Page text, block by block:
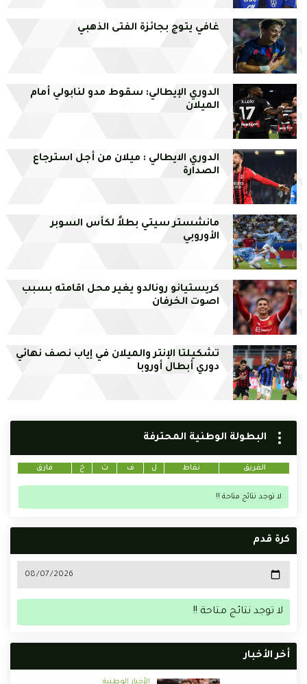
غافي يتوج بجائزة الفتى الذهبي
الدوري الإيطالي: سقوط مدو لنابولي أمام
الميلان
الدوري الايطالي : ميلان من أجل استرجاع
الصدارة
مانشستر سيتي بطلاً لكأس السوبر
الأوروبي
كريستيانو رونالدو يغير محل اقامته بسبب
اصوت الخرفان
تشكيلتا الإنتر والميلان في إياب نصف نهائي
دوري أبطال أوروبا
البطولة الوطنية المحترفة
الفريق نقاط ل ف ت خ فارق
لا توجد نتائج متاحة !!
كرة قدم
لا توجد نتائج متاحة !!
أخر الأخبار
الأخبار الوطنية